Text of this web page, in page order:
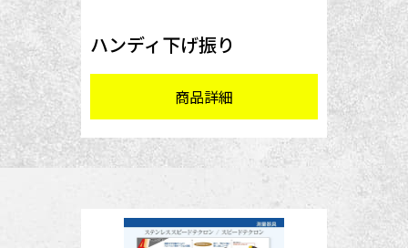
ハンディ下げ振り
商品詳細